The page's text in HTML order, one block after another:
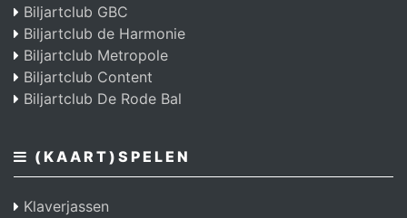
Biljartclub GBC
Biljartclub de Harmonie
Biljartclub Metropole
Biljartclub Content
Biljartclub De Rode Bal
(KAART)SPELEN
Klaverjassen